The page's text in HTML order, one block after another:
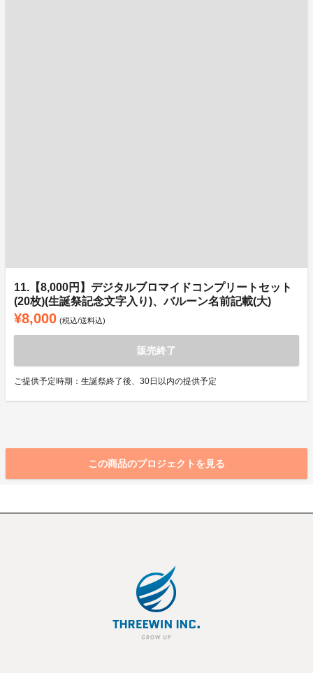
11.【8,000円】デジタルブロマイドコンプリートセット
(20枚)(生誕祭記念文字入り)、バルーン名前記載(大)
¥8,000 (税込/送料込)
販売終了
ご提供予定時期：生誕祭終了後、30日以内の提供予定
この商品のプロジェクトを見る